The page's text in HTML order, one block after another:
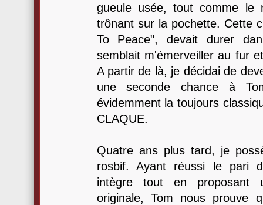
gueule usée, tout comme le
trônant sur la pochette. Cette
To Peace", devait durer
semblait m'émerveiller au fur
A partir de là, je décidai de
une seconde chance à
évidemment la toujours
CLAQUE.
Quatre ans plus tard, je
rosbif. Ayant réussi le pari
intègre tout en proposant
originale, Tom nous prouve